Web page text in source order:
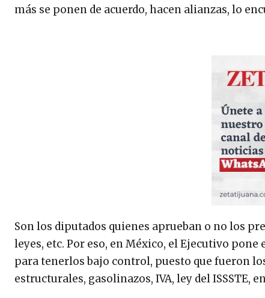
más se ponen de acuerdo, hacen alianzas, lo
Son los diputados quienes aprueban o no los
leyes, etc. Por eso, en México, el Ejecutivo
para tenerlos bajo control, puesto que fueron
estructurales, gasolinazos, IVA, ley del ISSSTE,